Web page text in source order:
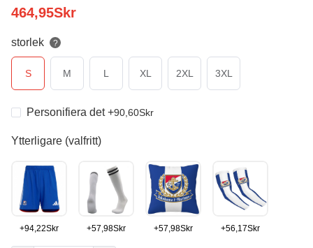
464,95Skr
storlek ?
S M L XL 2XL 3XL
Personifiera det+90,60Skr
Ytterligare (valfritt)
+94,22Skr +57,98Skr +57,98Skr +56,17Skr